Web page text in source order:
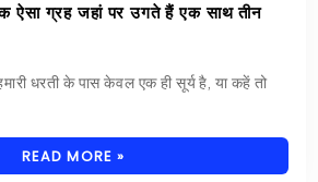
ऐसा ग्रह जहां पर उगते हैं एक साथ तीन
धरती के पास केवल एक ही सूर्य है, या कहें तो
READ MORE »